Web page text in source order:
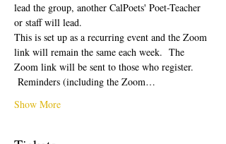
lead the group, another CalPoets' Poet-Teacher
or staff will lead.
This is set up as a recurring event and the Zoom
link will remain the same each week.  The
Zoom link will be sent to those who register.
Reminders (including the Zoom…
Show More